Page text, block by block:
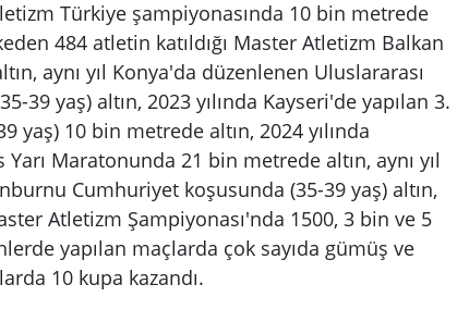
Türkiye şampiyonasında 10 bin metrede
484 atletin katıldığı Master Atletizm Balkan
aynı yıl Konya'da düzenlenen Uluslararası
39 yaş) altın, 2023 yılında Kayseri'de yapılan 3.
yaş) 10 bin metrede altın, 2024 yılında
Maratonunda 21 bin metrede altın, aynı yıl
Cumhuriyet koşusunda (35-39 yaş) altın,
Atletizm Şampiyonası'nda 1500, 3 bin ve 5
yapılan maçlarda çok sayıda gümüş ve
10 kupa kazandı.